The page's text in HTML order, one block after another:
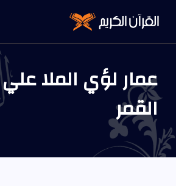
عمار لؤي الملا
القمر